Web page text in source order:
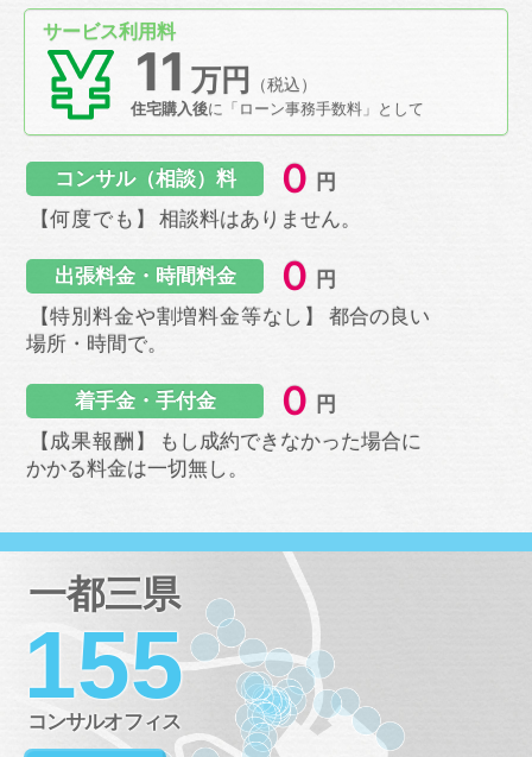
サービス利用料
11 万円
（税込）
住宅購入後に 「ローン事務手数料」として
コンサル（相談）料 ０ 円
【何度でも】
相談料はありません。
出張料金・時間料金 ０ 円
【特別料金や割増料金等なし】
都合の良い
場所・時間で。
着手金・手付金 ０ 円
【成果報酬】
もし成約できなかった場合に
かかる料金は一切無し。
一都三県
155
コンサルオフィス